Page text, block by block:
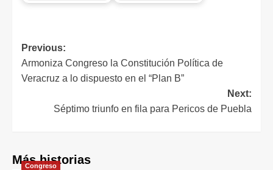
Previous:
Armoniza Congreso la Constitución Política de
Veracruz a lo dispuesto en el “Plan B”
Next:
Séptimo triunfo en fila para Pericos de Puebla
Más historias
Congreso